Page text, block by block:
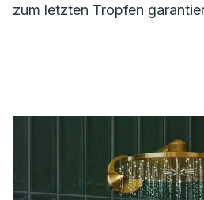
zum letzten Tropfen